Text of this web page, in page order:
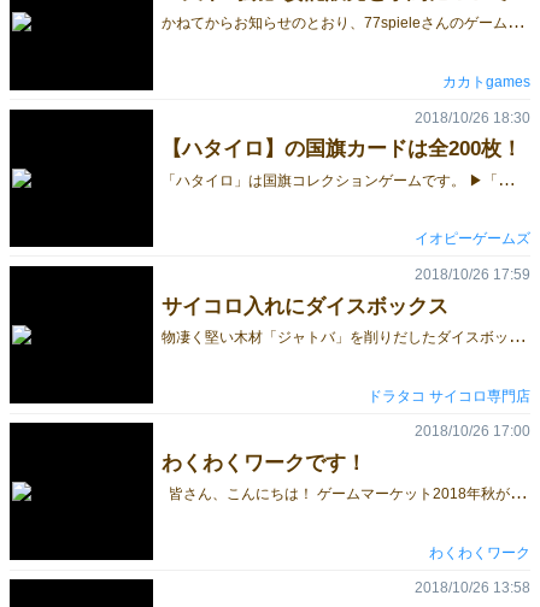
か
ねてからお知らせのとおり、77spieleさんのゲーム「天下鳴動」をI-40カカトブースで委託販売します。 取り置き予約もカカトのサイトで行っていますのでよろしくお願いします。（10/26再開しました） http://kakatogames.net/
カカトgames
【ハタイロ】の国旗カードは全200枚！
「
ハタイロ」は国旗コレクションゲームです。 ▶「ハタイロ」のゲーム紹介ページはこちら ▶「ハタイロ」テストプレイのご感想はこちら ▶予約ページはこちら 今回はこのゲームの肝となる国旗カードについてご紹介します。 コンポーネントには200枚の国旗カードが入っています。下の画像はその一例です。 国旗の絵は「国旗を描こう」のテーマに合わせて手描き風、水彩画風となっています。（そのため色・形状は実際の国旗と厳密に同じではありません。ご了承ください） 国旗カードの見方： 国旗カードには国旗の絵以外にゲームに使用する様々な情報が描かれています。 右上の数字が国旗を完成させるともらえる勝利点です。必要な色が多く、希少な色ほど得点が高くなります。 上の例のエクアドルは最高点数22点の国旗です。（赤1色の日本は1点。。） エクアドルを完成させることができれば、ほぼ勝利は間違いなしです！ただし、そう簡単にはできませんよ。 「地域」「地形」「図柄」はテーマの分類に使用します。テーマについては次回ご紹介します。
2018/10/26 18:30
イオピーゲームズ
サイコロ入れにダイスボックス
物
凄く堅い木材「ジャトバ」を削りだしたダイスボックスが、 プレミアモデル・ノーマルモデルの2タイプで登場！ ◆商品特徴 ・天板に削り描かれたアート模様 ・キズがつき難いジャトバ材を使用 ・蓋の開閉にレアアース「N52希土類磁石(ネオジム磁石)」を使用 ・内部構造／ノーマルモデルは１区画、プレミアムモデルは３区画 ◆プレミアムモデル ◆ノーマルモデル ノーマルモデルの内部は1つの区画、 プレミアムモデルの内部は3つの区画に分かれています。 蓋はレアアース「N52希土類磁石(ネオジム磁石)」の強力な磁力でシッカリと固定されます。 お気に入りのサイコロ保管にエルドリッチアーツのダイスボックスはいかがですか？ ドラタコ
2018/10/26 17:59
ドラタコ サイコロ専門店
わくわくワークです！
皆さん、こんにちは！ ゲームマーケット2018年秋が初出展となる『わくわくワーク』です！ 略すと「www」で、いっぱい皆さんとたくさんの笑いを作れればと思います。 よろしくお願いいたします。 早速ですが、ブース場所のご紹介をします。 1日目、土曜日のL11-12 となります。 一番奥の方になるので、見つけにくいかもしれませんが、頑張って探してくれると嬉しいです。 改めて、商品の紹介をさせてください。（ブース名と商品名が同じ「わくわくワーク」です。） 『わくわくワーク』は、日本最大級のマネースクール『ファイナンシャルアカデミー』が、 『∞プチプチ』などで知られるおもちゃクリエーターの高橋晋平さんと一緒に開発したゲームです。 ファイナンシャルアカデミーのHPはこちら＞ お金をうまく使って好きな体験をしていくというシンプルな子供向けカードゲームです。 遊びながら、将来やりたい職業の方向性に気づくことができます。 子供はもちろんですが、大人がやっても十分楽しむことができちゃいます！ ゲームをやりながら「やってみたい職業」についてはもちろん、 「全く違う複数の職業につくってどう思う？」とか、 「特別な職業につかない人生ってあり？」などなど、 職業観や人生観についてゲームを通じて語り合うことで 相手や自分の新たな一面に気づくことができるかも！？！？ 遊び方は簡単4ステップ！ STEP1 このゲームは、幸せ度を表す「ハピ」が高かった人が勝ちです。 STEP2 プレイヤーはお金を払って体験カードを集めます。 STEP3 体験カードがたまってきたら、自分が集めた体験カードに書かれた 「からだ」「こころ」「ころば」「かがく」のポイントの合計を見て、 その値が条件を満たしている職業になれます。 STEP4 場の体験カードが全部なくなったらゲーム終了です。 ハピ（得点）を計算し、勝敗を確認します。 今後もブログで、最新情報や特典情報を週一ペースぐらいでご紹介していきますので よろしくお願いします！
2018/10/26 17:00
わくわくワーク
2018/10/26 13:58